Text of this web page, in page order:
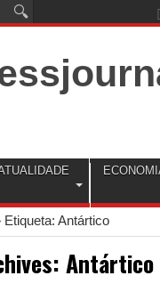
Etiqueta: Antártico
Antártico